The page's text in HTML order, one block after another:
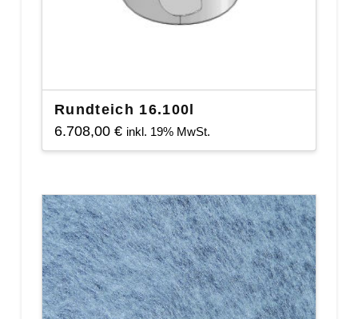
Rundteich 16.100l
6.708,00 € inkl. 19% MwSt.